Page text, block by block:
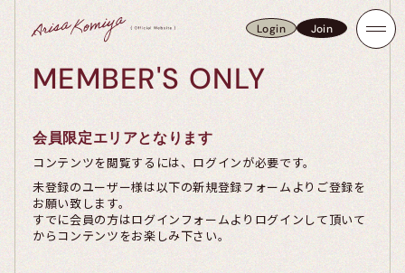
Login
Join
MEMBER'S ONLY
会員限定エリアとなります
コンテンツを閲覧するには、ログインが必要です。
未登録のユーザー様は以下の新規登録フォームよりご登録を
お願い致します。
すでに会員の方はログインフォームよりログインして頂いて
からコンテンツをお楽しみ下さい。